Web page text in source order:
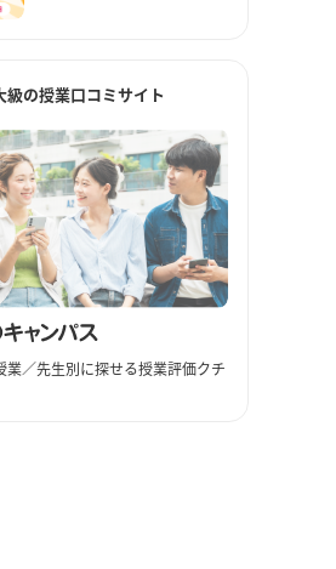
級の授業口コミサイト
業／先生別に探せる授業評価クチ